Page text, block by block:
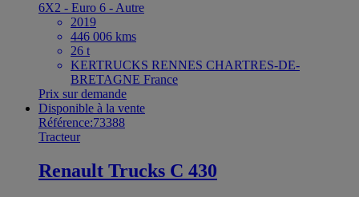
6X2 - Euro 6 - Autre
2019
446 006 kms
26 t
KERTRUCKS RENNES CHARTRES-DE-
BRETAGNE France
Prix sur demande
Disponible à la vente
Référence:73388
Tracteur
Renault Trucks C 430